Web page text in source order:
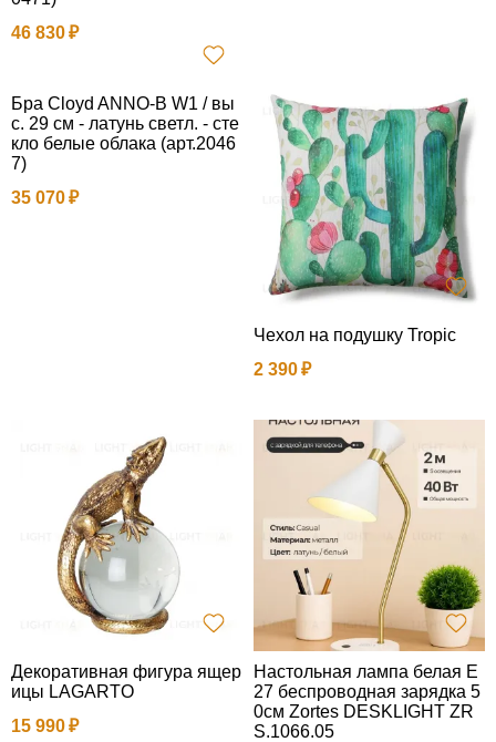
46 830
Бра Cloyd ANNO-B W1 / вы
с. 29 см - латунь светл. - сте
кло белые облака (арт.2046
7)
35 070
Чехол на подушку Tropic
2 390
Декоративная фигура ящер
ицы LAGARTO
15 990
Настольная лампа белая E
27 беспроводная зарядка 5
0см Zortes DESKLIGHT ZR
S.1066.05